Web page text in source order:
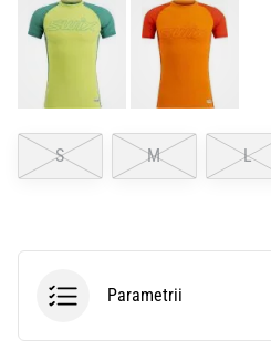
S M L
Parametrii